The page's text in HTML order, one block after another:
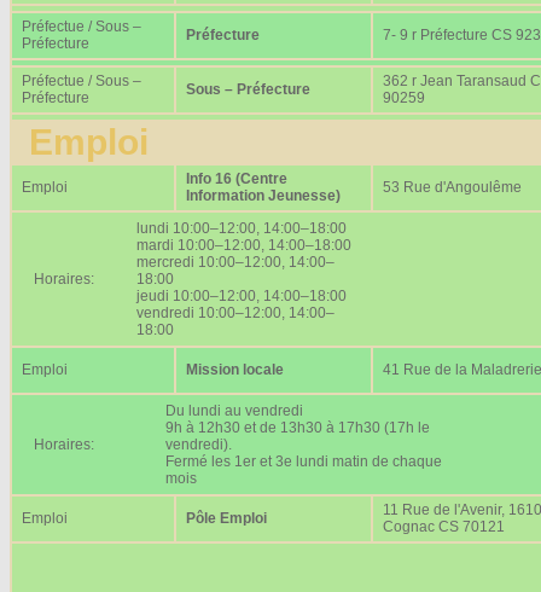
Préfectue / Sous –
Préfecture
Préfecture 7- 9 r Préfecture CS
Préfectue / Sous –
Préfecture
Sous – Préfecture
362 r Jean Taransaud
90259
Emploi
Emploi
Info 16 (Centre
Information Jeunesse)
53 Rue d'Angoulême
Horaires:
lundi 10:00–12:00, 14:00–18:00
mardi 10:00–12:00, 14:00–18:00
mercredi 10:00–12:00, 14:00–
18:00
jeudi 10:00–12:00, 14:00–18:00
vendredi 10:00–12:00, 14:00–
18:00
Emploi Mission locale 41 Rue de la Maladrerie
Horaires:
Du lundi au vendredi
9h à 12h30 et de 13h30 à 17h30 (17h le
vendredi).
Fermé les 1er et 3e lundi matin de chaque
mois
Emploi Pôle Emploi
11 Rue de l'Avenir,
Cognac CS 70121